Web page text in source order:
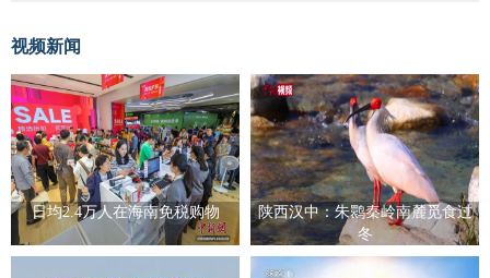
视频新闻
日均2.4万人在海南免税购物
陕西汉中：朱鹮秦岭南麓觅食过
冬